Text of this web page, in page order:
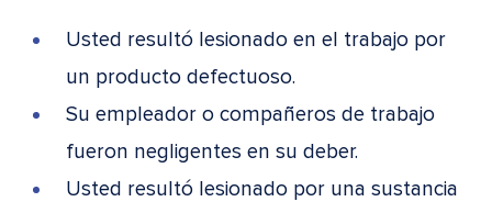
Usted resultó lesionado en el trabajo por
un producto defectuoso.
Su empleador o compañeros de trabajo
fueron negligentes en su deber.
Usted resultó lesionado por una sustancia